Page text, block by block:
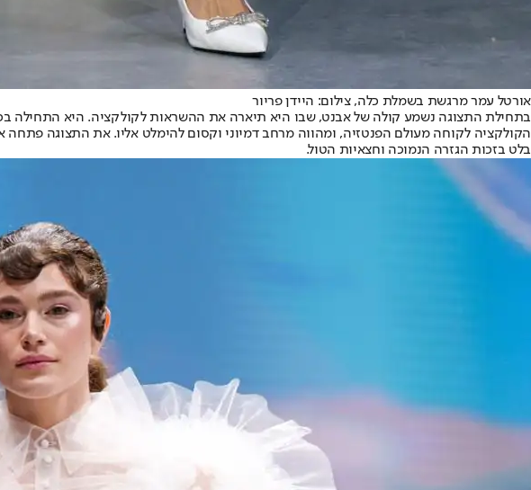
אורטל עמר מרגשת בשמלת כלה, צילום: היידן פריור
בתחילת התצוגה נשמע קולה של אבנט, שבו היא תיארה את ההשראות לקולקציה. היא התחילה
הקולקציה לקוחה מעולם הפנטזיה, ומהווה מרחב דמיוני וקסום להימלט אליו. את התצוגה
בלט בזכות הגזרה הנמוכה וחצאיות הטול.